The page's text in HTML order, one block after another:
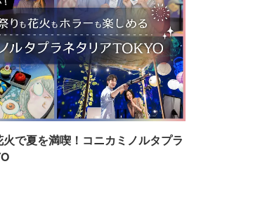
で夏を満喫！コニカミノルタプラ